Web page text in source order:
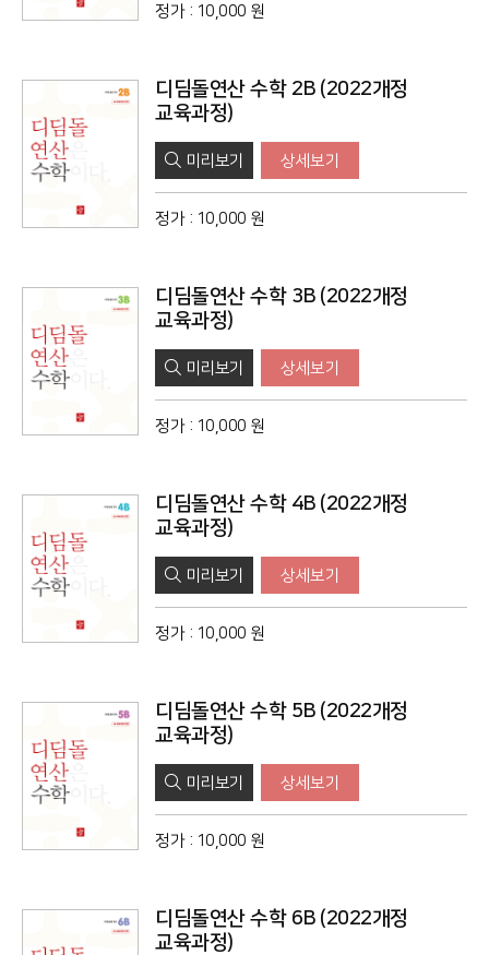
정가: 10,000 원
디딤돌연산 수학 2B (2022개정
교육과정)
미리보기 상세보기
정가: 10,000 원
디딤돌연산 수학 3B (2022개정
교육과정)
미리보기 상세보기
정가: 10,000 원
디딤돌연산 수학 4B (2022개정
교육과정)
미리보기 상세보기
정가: 10,000 원
디딤돌연산 수학 5B (2022개정
교육과정)
미리보기 상세보기
정가: 10,000 원
디딤돌연산 수학 6B (2022개정
교육과정)